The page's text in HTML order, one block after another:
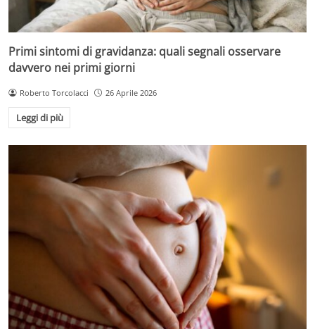
Primi sintomi di gravidanza: quali segnali osservare
davvero nei primi giorni
Roberto Torcolacci 26 Aprile 2026
Leggi di più